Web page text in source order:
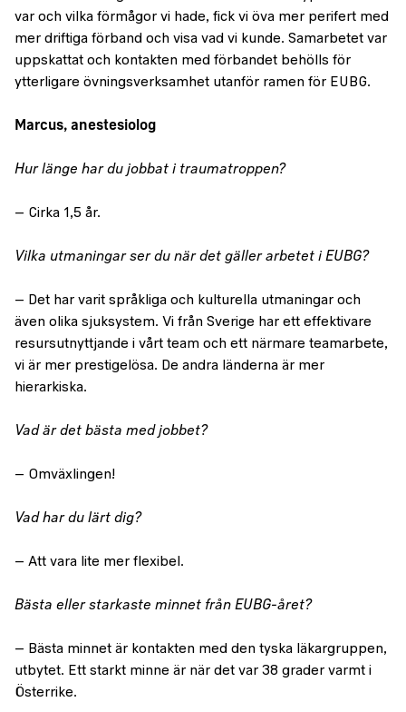
var och vilka förmågor vi hade, fick vi öva mer perifert med
mer driftiga förband och visa vad vi kunde. Samarbetet var
uppskattat och kontakten med förbandet behölls för
ytterligare övningsverksamhet utanför ramen för EUBG.
Marcus, anestesiolog
Hur länge har du jobbat i traumatroppen?
– Cirka 1,5 år.
Vilka utmaningar ser du när det gäller arbetet i EUBG?
– Det har varit språkliga och kulturella utmaningar och
även olika sjuksystem. Vi från Sverige har ett effektivare
resursutnyttjande i vårt team och ett närmare teamarbete,
vi är mer prestigelösa. De andra länderna är mer
hierarkiska.
Vad är det bästa med jobbet?
– Omväxlingen!
Vad har du lärt dig?
– Att vara lite mer flexibel.
Bästa eller starkaste minnet från EUBG-året?
– Bästa minnet är kontakten med den tyska läkargruppen,
utbytet. Ett starkt minne är när det var 38 grader varmt i
Österrike.